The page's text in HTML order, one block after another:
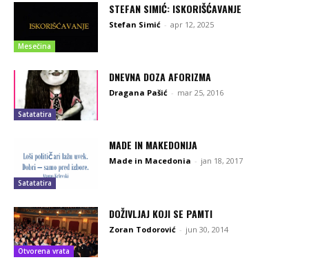
Mesečina
STEFAN SIMIĆ: ISKORIŠĆAVANJE
Stefan Simić - apr 12, 2025
Satatatira
DNEVNA DOZA AFORIZMA
Dragana Pašić - mar 25, 2016
Satatatira
MADE IN MAKEDONIJA
Made in Macedonia - jan 18, 2017
Otvorena vrata
DOŽIVLJAJ KOJI SE PAMTI
Zoran Todorović - jun 30, 2014